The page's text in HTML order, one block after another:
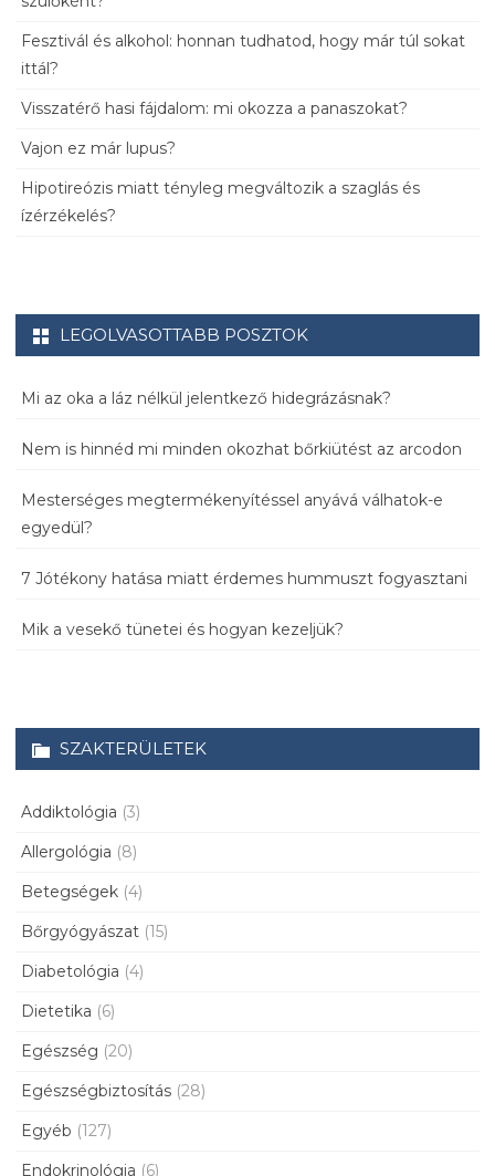
Fesztivál és alkohol: honnan tudhatod, hogy már túl sokat
ittál?
Visszatérő hasi fájdalom: mi okozza a panaszokat?
Vajon ez már lupus?
Hipotireózis miatt tényleg megváltozik a szaglás és
ízérzékelés?
LEGOLVASOTTABB POSZTOK
Mi az oka a láz nélkül jelentkező hidegrázásnak?
Nem is hinnéd mi minden okozhat bőrkiütést az arcodon
Mesterséges megtermékenyítéssel anyává válhatok-e
egyedül?
7 Jótékony hatása miatt érdemes hummuszt fogyasztani
Mik a vesekő tünetei és hogyan kezeljük?
SZAKTERÜLETEK
Addiktológia (3)
Allergológia (8)
Betegségek (4)
Bőrgyógyászat (15)
Diabetológia (4)
Dietetika (6)
Egészség (20)
Egészségbiztosítás (28)
Egyéb (127)
Endokrinológia (6)